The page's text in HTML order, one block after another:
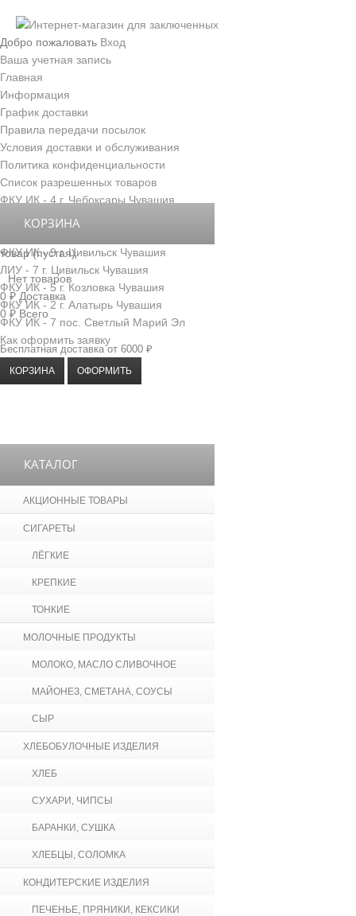
Добро пожаловать Вход
Ваша учетная запись
Главная
Информация
График доставки
Правила передачи посылок
Условия доставки и обслуживания
Политика конфиденциальности
Список разрешенных товаров
ФКУ ИК - 4 г. Чебоксары Чувашия
ФКУ ИК - 3 г. Новочебоксарск Чувашия
ФКУ ИК - 9 г. Цивильск Чувашия
ЛИУ - 7 г. Цивильск Чувашия
ФКУ ИК - 5 г. Козловка Чувашия
ФКУ ИК - 2 г. Алатырь Чувашия
ФКУ ИК - 7 пос. Светлый Марий Эл
Как оформить заявку
КОРЗИНА
товар (пустая)
Нет товаров
0 ₽ Доставка
0 ₽ Всего
Бесплатная доставка от 6000 ₽
КОРЗИНА ОФОРМИТЬ
КАТАЛОГ
АКЦИОННЫЕ ТОВАРЫ
СИГАРЕТЫ
ЛЁГКИЕ
КРЕПКИЕ
ТОНКИЕ
МОЛОЧНЫЕ ПРОДУКТЫ
МОЛОКО, МАСЛО СЛИВОЧНОЕ
МАЙОНЕЗ, СМЕТАНА, СОУСЫ
СЫР
ХЛЕБОБУЛОЧНЫЕ ИЗДЕЛИЯ
ХЛЕБ
СУХАРИ, ЧИПСЫ
БАРАНКИ, СУШКА
ХЛЕБЦЫ, СОЛОМКА
КОНДИТЕРСКИЕ ИЗДЕЛИЯ
ПЕЧЕНЬЕ, ПРЯНИКИ, КЕКСИКИ